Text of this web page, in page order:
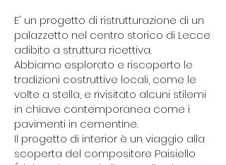
E' un progetto di ristrutturazione di un
palazzetto nel centro storico di Lecce
adibito a struttura ricettiva.
Abbiamo esplorato e riscoperto le
tradizioni costruttive locali, come le
volte a stella, e rivisitato alcuni stilemi
in chiave contemporanea come i
pavimenti in cementine.
Il progetto di interior è un viaggio alla
scoperta del compositore Paisiello